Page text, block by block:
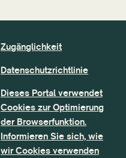
Zugänglichkeit
Datenschutzrichtlinie
Dieses Portal verwendet
Cookies zur Optimierung
der Browserfunktion.
Informieren Sie sich, wie
wir Cookies verwenden